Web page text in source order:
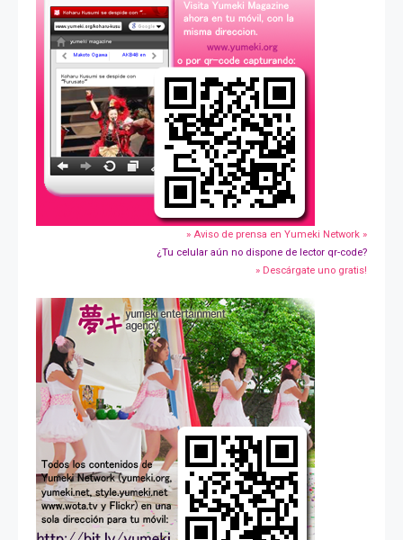
» Aviso de prensa en Yumeki Network »
¿Tu celular aún no dispone de lector qr-code?
» Descárgate uno gratis!